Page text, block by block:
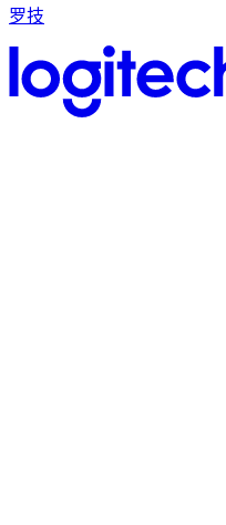
罗技